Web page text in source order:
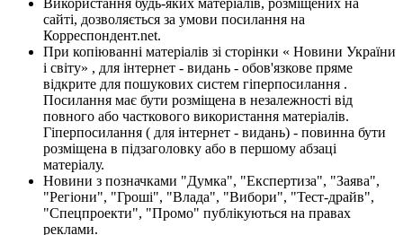
сайті, дозволяється за умови посилання на
Корреспондент.net.
При копіюванні матеріалів зі сторінки « Новини України
і світу» , для інтернет - видань - обов'язкове пряме
відкрите для пошукових систем гіперпосилання .
Посилання має бути розміщена в незалежності від
повного або часткового використання матеріалів.
Гіперпосилання ( для інтернет - видань) - повинна бути
розміщена в підзаголовку або в першому абзаці
матеріалу.
Новини з позначками "Думка", "Експертиза", "Заява",
"Регіони", "Гроші", "Влада", "Вибори", "Тест-драйв",
"Спецпроекти", "Промо" публікуються на правах
реклами.